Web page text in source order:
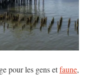
pour les gens etfaune,